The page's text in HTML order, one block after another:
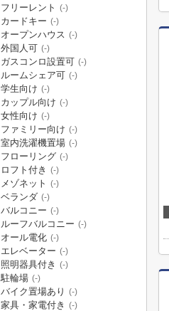
フリーレント (-)
カードキー (-)
オープンハウス (-)
外国人可 (-)
ガスコンロ設置可 (-)
ルームシェア可 (-)
学生向け (-)
カップル向け (-)
女性向け (-)
ファミリー向け (-)
室内洗濯機置場 (-)
フローリング (-)
ロフト付き (-)
メゾネット (-)
ベランダ (-)
バルコニー (-)
ルーフバルコニー (-)
オール電化 (-)
エレベーター (-)
照明器具付き (-)
駐輪場 (-)
バイク置場あり (-)
家具・家電付き (-)